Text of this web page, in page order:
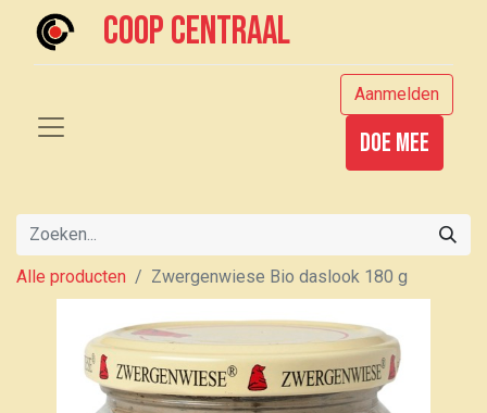
Coop centraal
Aanmelden
Doe mee
Alle producten Zwergenwiese Bio daslook 180 g